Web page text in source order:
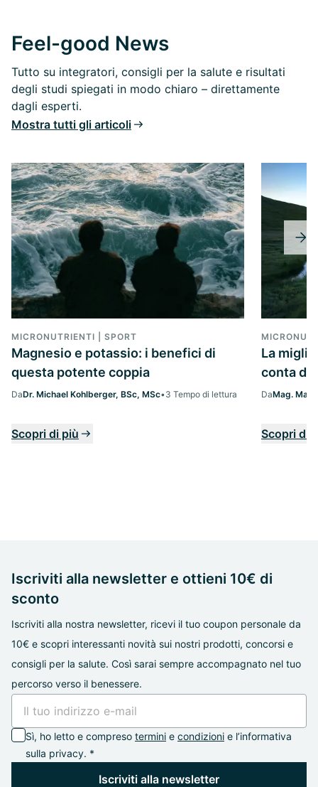
Feel-good News
Tutto su integratori, consigli per la salute e risultati
degli studi spiegati in modo chiaro – direttamente
dagli esperti.
Mostra tutti gli articoli
MICRONUTRIENTI | SPORT
Magnesio e potassio: i benefici di
questa potente coppia
DaDr. Michael Kohlberger, BSc, MSc•3 Tempo di lettura
Scopri di più
La
conta
DaMag.
Scopri di
Iscriviti alla newsletter e ottieni 10€ di
sconto
Iscriviti alla nostra newsletter, ricevi il tuo coupon personale da
10€ e scopri interessanti novità sui nostri prodotti, concorsi e
consigli per la salute. Così sarai sempre accompagnato nel tuo
percorso verso il benessere.
Sì, ho letto e compreso termini e condizioni e l’informativa
sulla privacy. *
Iscriviti alla newsletter